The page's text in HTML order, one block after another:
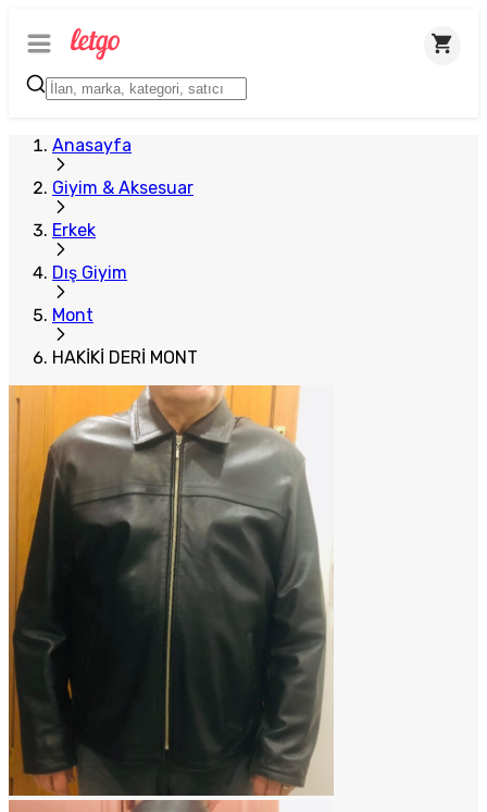
Anasayfa
Giyim & Aksesuar
Erkek
Dış Giyim
Mont
HAKİKİ DERİ MONT